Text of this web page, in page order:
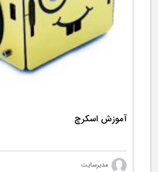
آموزش اسکرچ
مدیرسایت